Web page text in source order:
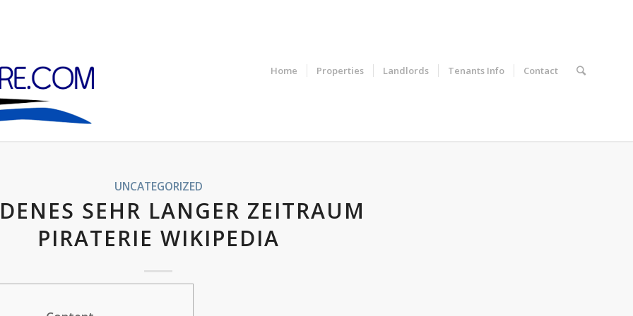
Home Properties Landlords Tenants Info Contact
UNCATEGORIZED
SEHR LANGER ZEITRAUM
PIRATERIE WIKIPEDIA